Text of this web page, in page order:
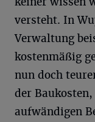
versteht. In
Verwaltung
kostenmäßig
nun doch
der
aufwändigen